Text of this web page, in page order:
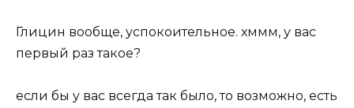
Глицин вообще, успокоительное. хммм, у вас
первый раз такое?
если бы у вас всегда так было, то возможно, есть